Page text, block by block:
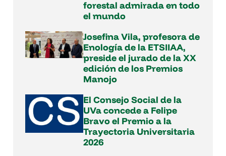
forestal admirada en todo
el mundo
Josefina Vila, profesora de
Enología de la ETSIIAA,
preside el jurado de la XX
edición de los Premios
Manojo
El Consejo Social de la
UVa concede a Felipe
Bravo el Premio a la
Trayectoria Universitaria
2026